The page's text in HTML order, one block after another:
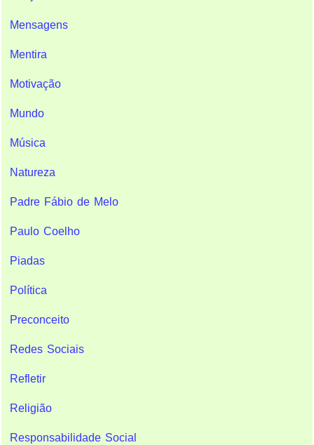
Mensagens
Mentira
Motivação
Mundo
Música
Natureza
Padre Fábio de Melo
Paulo Coelho
Piadas
Política
Preconceito
Redes Sociais
Refletir
Religião
Responsabilidade Social